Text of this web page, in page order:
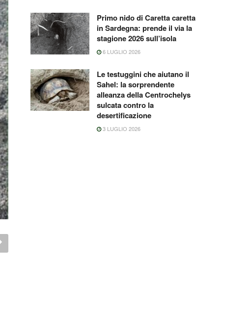
Primo nido di Caretta caretta
in Sardegna: prende il via la
stagione 2026 sull’isola
6 LUGLIO 2026
Le testuggini che aiutano il
Sahel: la sorprendente
alleanza della Centrochelys
sulcata contro la
desertificazione
3 LUGLIO 2026